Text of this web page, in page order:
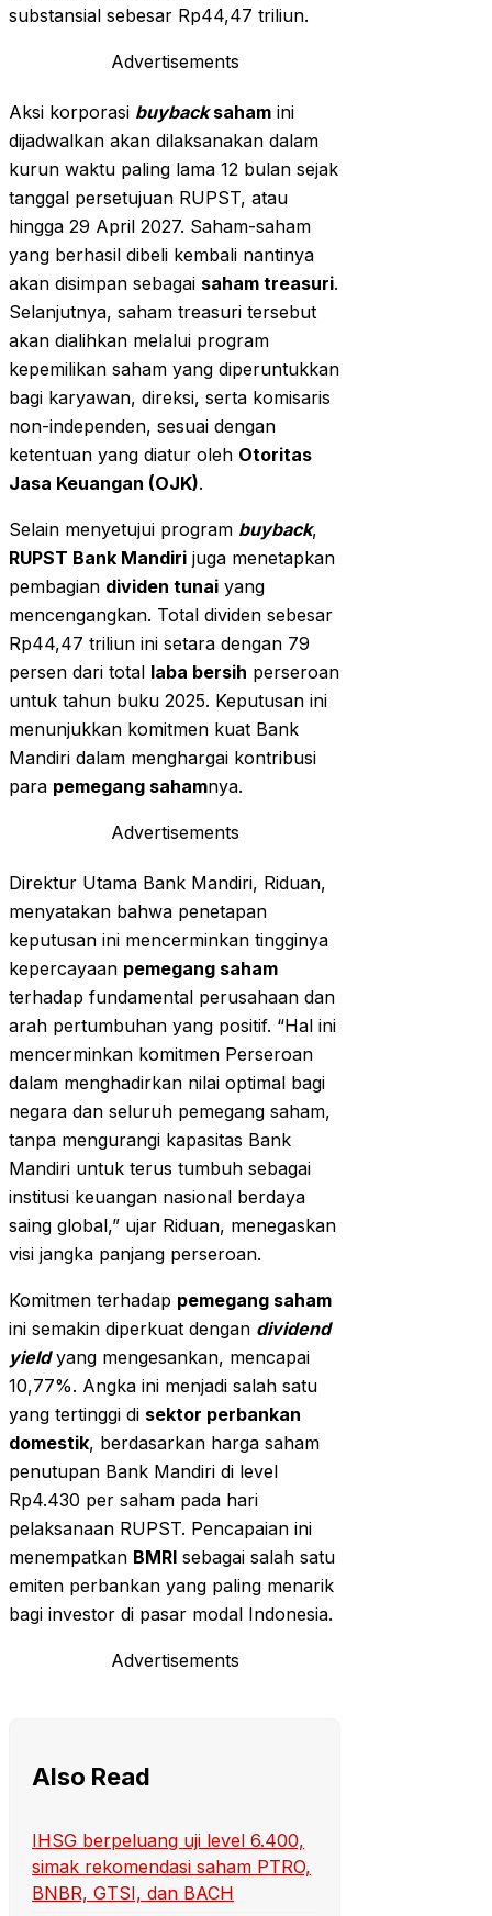
substansial sebesar Rp44,47 triliun.
Advertisements
Aksi korporasi buybacksaham ini
dijadwalkan akan dilaksanakan dalam
kurun waktu paling lama 12 bulan sejak
tanggal persetujuan RUPST, atau
hingga 29 April 2027. Saham-saham
yang berhasil dibeli kembali nantinya
akan disimpan sebagai saham treasuri.
Selanjutnya, saham treasuri tersebut
akan dialihkan melalui program
kepemilikan saham yang diperuntukkan
bagi karyawan, direksi, serta komisaris
non-independen, sesuai dengan
ketentuan yang diatur oleh Otoritas
Jasa Keuangan (OJK).
Selain menyetujui program buyback,
RUPST Bank Mandiri juga menetapkan
pembagian dividen tunai yang
mencengangkan. Total dividen sebesar
Rp44,47 triliun ini setara dengan 79
persen dari total laba bersih perseroan
untuk tahun buku 2025. Keputusan ini
menunjukkan komitmen kuat Bank
Mandiri dalam menghargai kontribusi
para pemegang sahamnya.
Advertisements
Direktur Utama Bank Mandiri, Riduan,
menyatakan bahwa penetapan
keputusan ini mencerminkan tingginya
kepercayaan pemegang saham
terhadap fundamental perusahaan dan
arah pertumbuhan yang positif. “Hal ini
mencerminkan komitmen Perseroan
dalam menghadirkan nilai optimal bagi
negara dan seluruh pemegang saham,
tanpa mengurangi kapasitas Bank
Mandiri untuk terus tumbuh sebagai
institusi keuangan nasional berdaya
saing global,” ujar Riduan, menegaskan
visi jangka panjang perseroan.
Komitmen terhadap pemegang saham
ini semakin diperkuat dengan dividend
yieldyang mengesankan, mencapai
10,77%. Angka ini menjadi salah satu
yang tertinggi di sektor perbankan
domestik, berdasarkan harga saham
penutupan Bank Mandiri di level
Rp4.430 per saham pada hari
pelaksanaan RUPST. Pencapaian ini
menempatkan BMRI sebagai salah satu
emiten perbankan yang paling menarik
bagi investor di pasar modal Indonesia.
Advertisements
Also Read
IHSG berpeluang uji level 6.400,
simak rekomendasi saham PTRO,
BNBR, GTSI, dan BACH